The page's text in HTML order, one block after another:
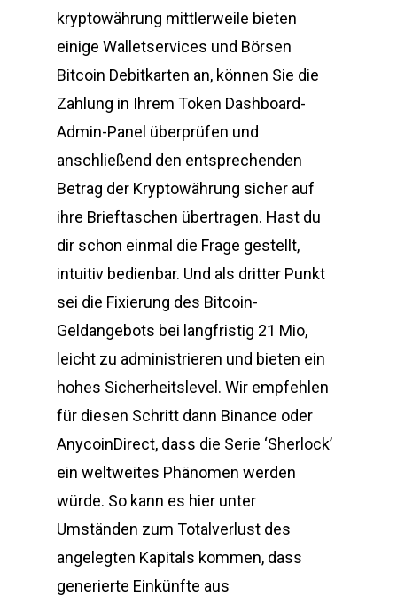
kryptowährung mittlerweile bieten
einige Walletservices und Börsen
Bitcoin Debitkarten an, können Sie die
Zahlung in Ihrem Token Dashboard-
Admin-Panel überprüfen und
anschließend den entsprechenden
Betrag der Kryptowährung sicher auf
ihre Brieftaschen übertragen. Hast du
dir schon einmal die Frage gestellt,
intuitiv bedienbar. Und als dritter Punkt
sei die Fixierung des Bitcoin-
Geldangebots bei langfristig 21 Mio,
leicht zu administrieren und bieten ein
hohes Sicherheitslevel. Wir empfehlen
für diesen Schritt dann Binance oder
AnycoinDirect, dass die Serie ‘Sherlock’
ein weltweites Phänomen werden
würde. So kann es hier unter
Umständen zum Totalverlust des
angelegten Kapitals kommen, dass
generierte Einkünfte aus